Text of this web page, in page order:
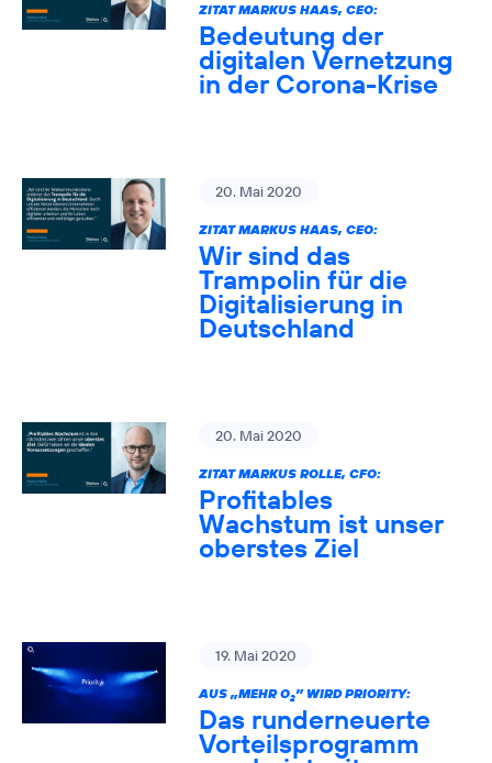
ZITAT MARKUS HAAS, CEO:
Bedeutung der
digitalen Vernetzung
in der Corona-Krise
20. Mai 2020
ZITAT MARKUS HAAS, CEO:
Wir sind das
Trampolin für die
Digitalisierung in
Deutschland
20. Mai 2020
ZITAT MARKUS ROLLE, CFO:
Profitables
Wachstum ist unser
oberstes Ziel
19. Mai 2020
AUS „MEHR O2” WIRD PRIORITY:
Das runderneuerte
Vorteilsprogramm